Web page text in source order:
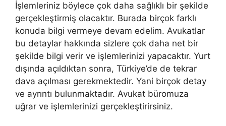
İşlemleriniz böylece çok daha sağlıklı bir şekilde
gerçekleştirmiş olacaktır. Burada birçok farklı
konuda bilgi vermeye devam edelim. Avukatlar
bu detaylar hakkında sizlere çok daha net bir
şekilde bilgi verir ve işlemlerinizi yapacaktır. Yurt
dışında açıldıktan sonra, Türkiye’de de tekrar
dava açılması gerekmektedir. Yani birçok detay
ve ayrıntı bulunmaktadır. Avukat büromuza
uğrar ve işlemlerinizi gerçekleştirirsiniz.